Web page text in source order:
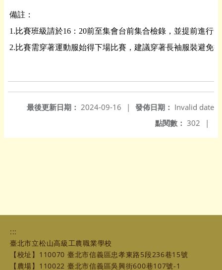
備註：
1.比賽班級請於16 ： 20前至集會台前集合檢錄，並提前進行
2.比賽需穿著運動服始得下場比賽，建議穿著長袖服裝避免
發佈日期： Invalid date
最後更新日期： 2024-09-16
|
點閱數： 302 |
:::
臺北市立松山高級工農職業學校
【校址】110070 臺北市信義區忠孝東路5段236巷15號
【農場】110022 臺北市信義區吳興街600巷107號-1